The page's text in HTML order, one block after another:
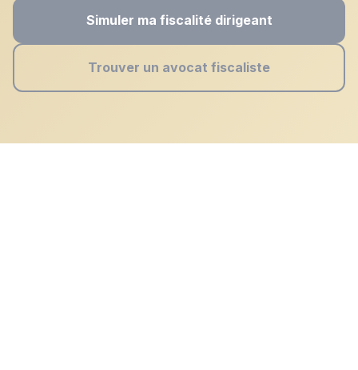
Simuler ma fiscalité dirigeant
Trouver un avocat fiscaliste